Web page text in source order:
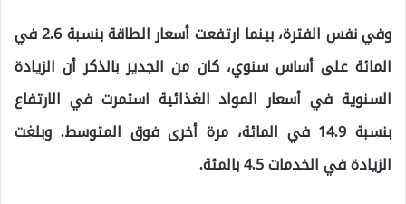
وفي نفس الفترة، بينما ارتفعت أسعار الطاقة بنسبة 2.6 في
المائة على أساس سنوي، كان من الجدير بالذكر أن الزيادة
السنوية في أسعار المواد الغذائية استمرت في الارتفاع
بنسبة 14.9 في المائة، مرة أخرى فوق المتوسط. وبلغت
الزيادة في الخدمات 4.5 بالمئة.